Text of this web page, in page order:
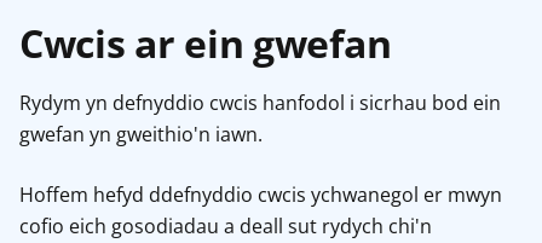
Cwcis ar ein gwefan
Rydym yn defnyddio cwcis hanfodol i sicrhau bod ein
gwefan yn gweithio'n iawn.
Hoffem hefyd ddefnyddio cwcis ychwanegol er mwyn
cofio eich gosodiadau a deall sut rydych chi'n